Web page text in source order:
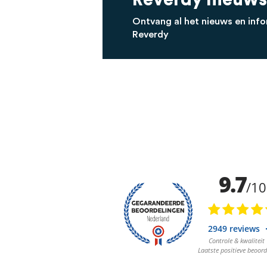
Ontvang al het nieuws en
Reverdy